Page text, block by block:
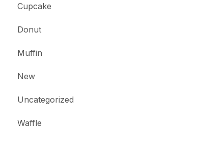
Cupcake
Donut
Muffin
New
Uncategorized
Waffle